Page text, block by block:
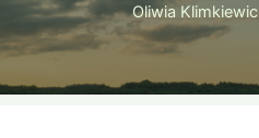
Oliwia